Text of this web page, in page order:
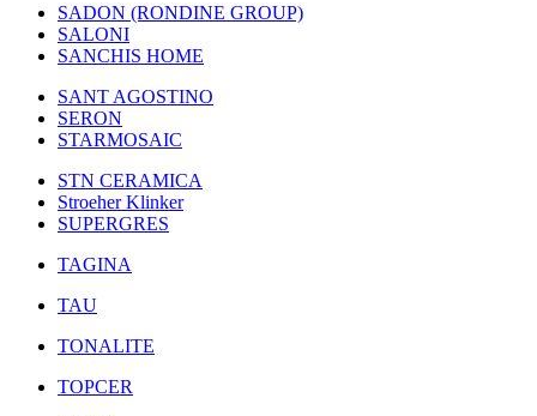
SADON (RONDINE GROUP)
SALONI
SANCHIS HOME
SANT AGOSTINO
SERON
STARMOSAIC
STN CERAMICA
Stroeher Klinker
SUPERGRES
TAGINA
TAU
TONALITE
TOPCER